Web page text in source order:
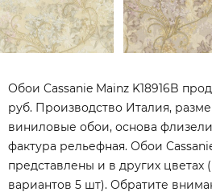
Обои Cassanie Mainz K18916B
руб. Производство Италия,
виниловые обои, основа
фактура рельефная. Обои
представлены и в других цветах
вариантов 5 шт). Обратите